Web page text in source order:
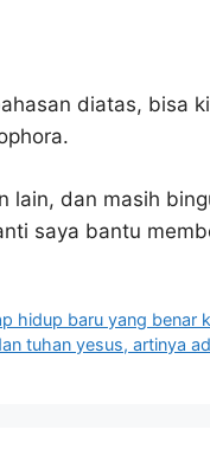
diatas, bisa
lain, dan masih
saya bantu
hidup baru yang benar
tuhan yesus, artinya